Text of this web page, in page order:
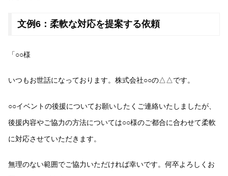
文例6：柔軟な対応を提案する依頼
「○○様
いつもお世話になっております。株式会社○○の△△です。
○○イベントの後援についてお願いしたくご連絡いたしましたが、
後援内容やご協力の方法については○○様のご都合に合わせて柔軟
に対応させていただきます。
無理のない範囲でご協力いただければ幸いです。何卒よろしくお